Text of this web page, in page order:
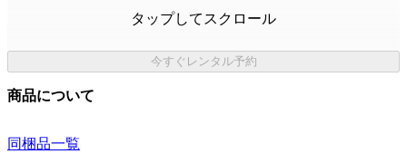
タップしてスクロール
今すぐレンタル予約
商品について
同梱品一覧